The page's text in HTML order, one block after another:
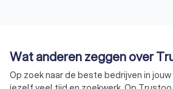
Wat anderen zeggen over
Op zoek naar de beste bedrijven in